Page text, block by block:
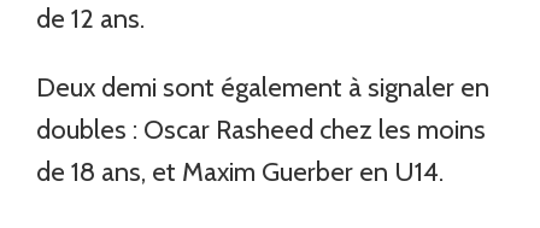
de 12 ans.
Deux demi sont également à signaler en
doubles : Oscar Rasheed chez les moins
de 18 ans, et Maxim Guerber en U14.